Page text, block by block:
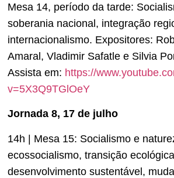
Mesa 14, período da tarde:
soberania nacional, integração
internacionalismo. Expositores:
Amaral, Vladimir Safatle e Silvia
Assista em: https://
v=5X3Q9TGlOeY
Jornada 8, 17 de julho
14h | Mesa 15: Socialismo e
ecossocialismo, transição
desenvolvimento sustentável,